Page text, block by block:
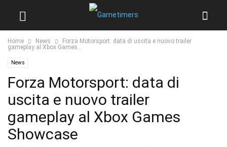
Home News
Forza Motorsport: data di uscita e nuovo trailer
gameplay al Xbox Games...
News
Forza Motorsport: data di
uscita e nuovo trailer
gameplay al Xbox Games
Showcase